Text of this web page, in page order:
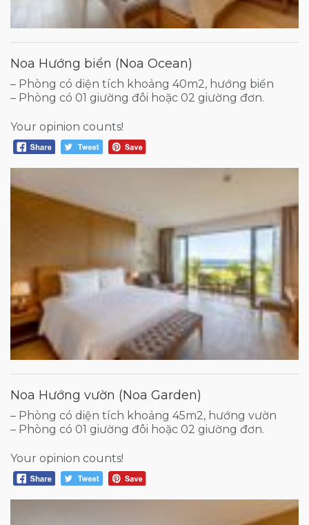
Noa Hướng biển (Noa Ocean)
– Phòng có diện tích khoảng 40m2, hướng biển
– Phòng có 01 giường đôi hoặc 02 giường đơn.
Your opinion counts!
Noa Hướng vườn (Noa Garden)
– Phòng có diện tích khoảng 45m2, hướng vườn
– Phòng có 01 giường đôi hoặc 02 giường đơn.
Your opinion counts!